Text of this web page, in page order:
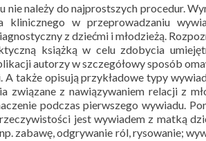
należy do najprostszych procedur.
w przeprowadzaniu
z dziećmi i młodzieżą.
książką w celu zdobycia
autorzy w szczegółowy sposób
także opisują przykładowe typy
związane z nawiązywaniem relacji z
podczas pierwszego wywiadu.
jest wywiadem z matką
zabawę, odgrywanie ról, rysowanie;